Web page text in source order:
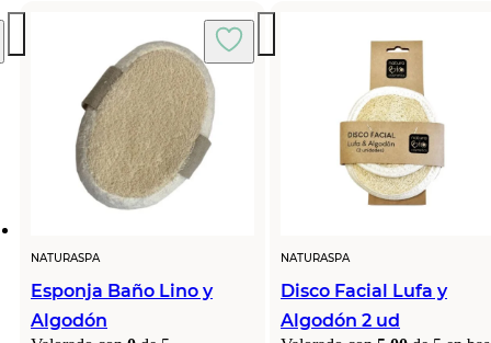
NATURASPA
Esponja Baño Lino y
Algodón
NATURASPA
Disco Facial Lufa y
Algodón 2 ud